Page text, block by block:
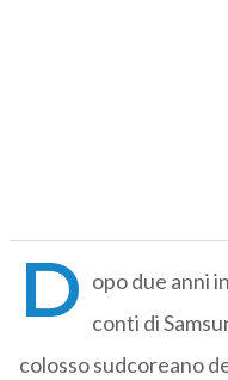
D opo due anni
conti di
colosso sudcoreano